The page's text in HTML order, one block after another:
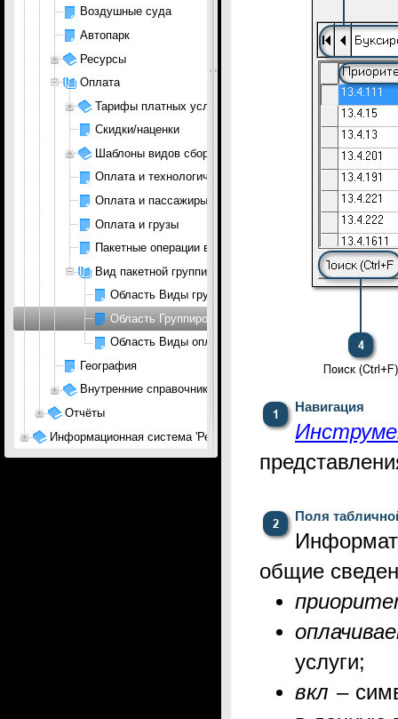
Воздушные суда
Автопарк
Ресурсы
Оплата
Тарифы платных услуг
Скидки/наценки
Шаблоны видов сборов
Оплата и технологические операции
Оплата и пассажиры
Оплата и грузы
Пакетные операции в оплате
Вид пакетной группировки оплатных услуг
Область Виды группировки оплачиваемых услуг
Область Группировка оплачиваемых услуг
Область Виды оплачиваемых услуг
География
Внутренние справочники раздела Аэропорт
Отчёты
Информационная система 'Ресурсы АП'
Навигация
Поля
общие
услуги;
вкл –